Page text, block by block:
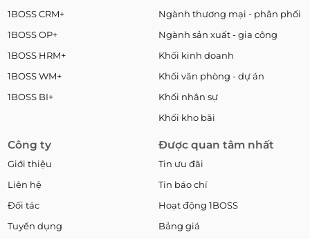
1BOSS CRM+
1BOSS OP+
1BOSS HRM+
1BOSS WM+
1BOSS BI+
Ngành thương mại - phân phối
Ngành sản xuất - gia công
Khối kinh doanh
Khối văn phòng - dự án
Khối nhân sự
Khối kho bãi
Công ty
Giới thiệu
Liên hệ
Đối tác
Tuyển dụng
Được quan tâm nhất
Tin ưu đãi
Tin báo chí
Hoạt động 1BOSS
Bảng giá